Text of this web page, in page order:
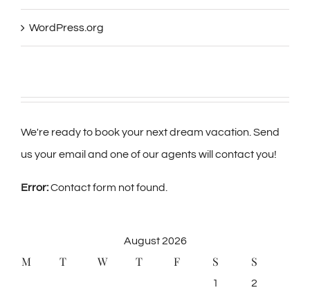
WordPress.org
We're ready to book your next dream vacation. Send
us your email and one of our agents will contact you!
Error:Contact form not found.
August 2026
M T W T F S S
1 2